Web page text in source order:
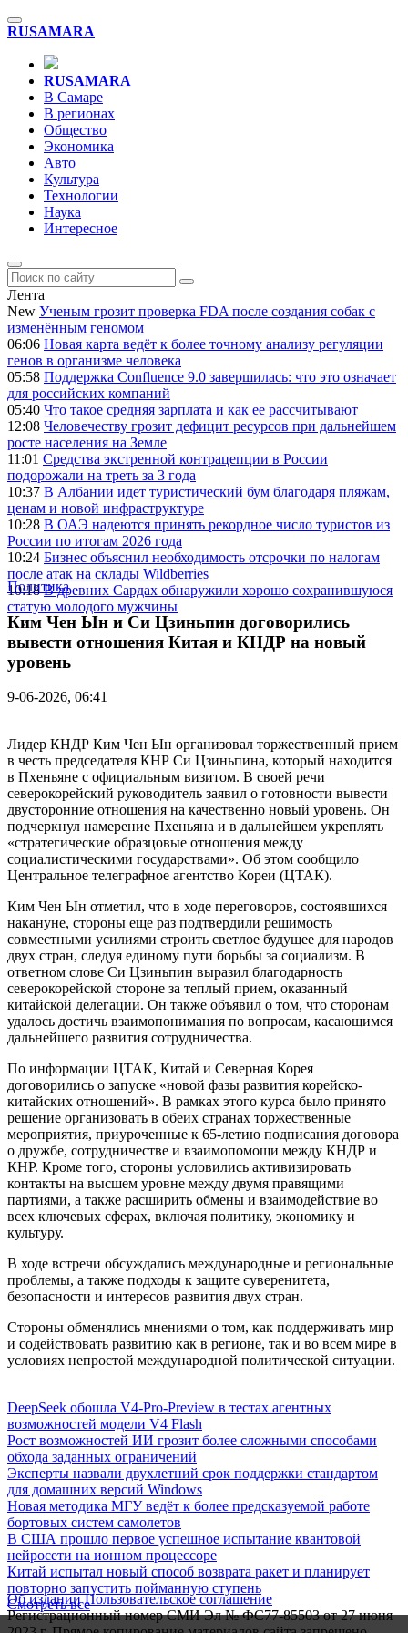
RUSAMARA
RUSAMARA
В Самаре
В регионах
Общество
Экономика
Авто
Культура
Технологии
Наука
Интересное
Лента
New Ученым грозит проверка FDA после создания собак с
изменённым геномом
06:06 Новая карта ведёт к более точному анализу регуляции
генов в организме человека
05:58 Поддержка Confluence 9.0 завершилась: что это означает
для российских компаний
05:40 Что такое средняя зарплата и как ее рассчитывают
12:08 Человечеству грозит дефицит ресурсов при дальнейшем
росте населения на Земле
11:01 Средства экстренной контрацепции в России
подорожали на треть за 3 года
10:37 В Албании идет туристический бум благодаря пляжам,
ценам и новой инфраструктуре
10:28 В ОАЭ надеются принять рекордное число туристов из
России по итогам 2026 года
10:24 Бизнес объяснил необходимость отсрочки по налогам
после атак на склады Wildberries
10:18 В древних Сардах обнаружили хорошо сохранившуюся
статую молодого мужчины
Политика
Ким Чен Ын и Си Цзиньпин договорились
вывести отношения Китая и КНДР на новый
уровень
9-06-2026, 06:41
Лидер КНДР Ким Чен Ын организовал торжественный прием
в честь председателя КНР Си Цзиньпина, который находится
в Пхеньяне с официальным визитом. В своей речи
северокорейский руководитель заявил о готовности вывести
двусторонние отношения на качественно новый уровень. Он
подчеркнул намерение Пхеньяна и в дальнейшем укреплять
«стратегические образцовые отношения между
социалистическими государствами». Об этом сообщило
Центральное телеграфное агентство Кореи (ЦТАК).
Ким Чен Ын отметил, что в ходе переговоров, состоявшихся
накануне, стороны еще раз подтвердили решимость
совместными усилиями строить светлое будущее для народов
двух стран, следуя единому пути борьбы за социализм. В
ответном слове Си Цзиньпин выразил благодарность
северокорейской стороне за теплый прием, оказанный
китайской делегации. Он также объявил о том, что сторонам
удалось достичь взаимопонимания по вопросам, касающимся
дальнейшего развития сотрудничества.
По информации ЦТАК, Китай и Северная Корея
договорились о запуске «новой фазы развития корейско-
китайских отношений». В рамках этого курса было принято
решение организовать в обеих странах торжественные
мероприятия, приуроченные к 65-летию подписания договора
о дружбе, сотрудничестве и взаимопомощи между КНДР и
КНР. Кроме того, стороны условились активизировать
контакты на высшем уровне между двумя правящими
партиями, а также расширить обмены и взаимодействие во
всех ключевых сферах, включая политику, экономику и
культуру.
В ходе встречи обсуждались международные и региональные
проблемы, а также подходы к защите суверенитета,
безопасности и интересов развития двух стран.
Стороны обменялись мнениями о том, как поддерживать мир
и содействовать развитию как в регионе, так и во всем мире в
условиях непростой международной политической ситуации.
DeepSeek обошла V4-Pro-Preview в тестах агентных
возможностей модели V4 Flash
Рост возможностей ИИ грозит более сложными способами
обхода заданных ограничений
Эксперты назвали двухлетний срок поддержки стандартом
для домашних версий Windows
Новая методика МГУ ведёт к более предсказуемой работе
бортовых систем самолетов
В США прошло первое успешное испытание квантовой
нейросети на ионном процессоре
Китай испытал новый способ возврата ракет и планирует
повторно запустить пойманную ступень
Смотреть все
Об издании Пользовательское соглашение
Регистрационный номер СМИ Эл № ФС77-85503 от 27 июня